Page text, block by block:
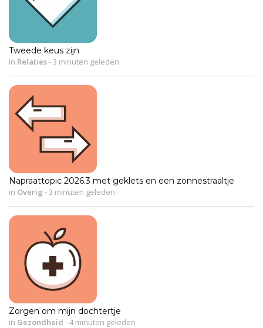
Tweede keus zijn
in Relaties- 3 minuten geleden
Napraattopic 2026.3 met geklets en een zonnestraaltje
in Overig - 3 minuten geleden
Zorgen om mijn dochtertje
in Gezondheid -4 minuten geleden